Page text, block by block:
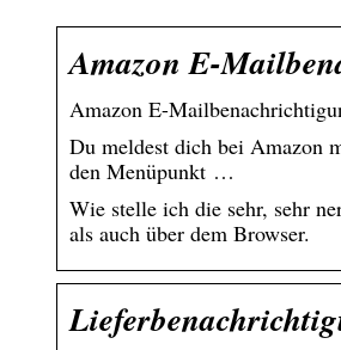
Amazon E-
Amazon E-
Du meldest dich bei Amazon
den Menüpunkt …
Wie stelle ich die sehr, sehr
als auch über dem Browser.